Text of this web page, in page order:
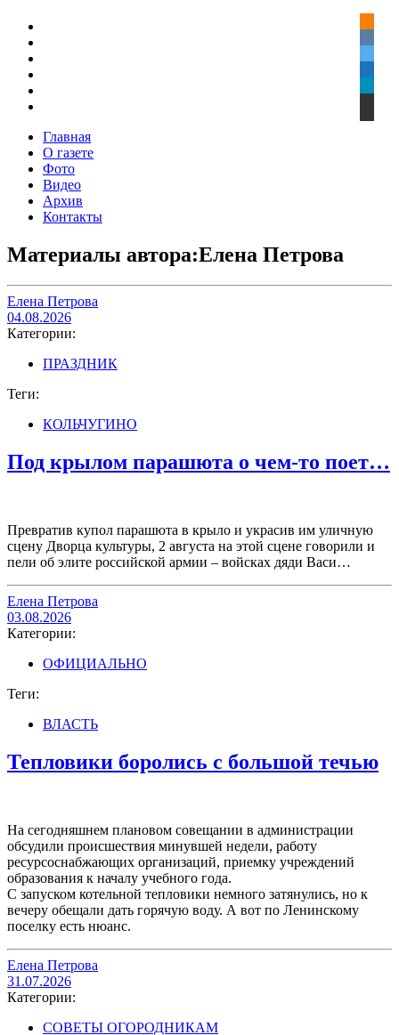
Главная
О газете
Фото
Видео
Архив
Контакты
Материалы автора:Елена Петрова
Елена Петрова
04.08.2026
Категории:
ПРАЗДНИК
Теги:
КОЛЬЧУГИНО
Под крылом парашюта о чем-то поет…
Превратив купол парашюта в крыло и украсив им уличную
сцену Дворца культуры, 2 августа на этой сцене говорили и
пели об элите российской армии – войсках дяди Васи…
Елена Петрова
03.08.2026
Категории:
ОФИЦИАЛЬНО
Теги:
ВЛАСТЬ
Тепловики боролись с большой течью
На сегодняшнем плановом совещании в администрации
обсудили происшествия минувшей недели, работу
ресурсоснабжающих организаций, приемку учреждений
образования к началу учебного года.
С запуском котельной тепловики немного затянулись, но к
вечеру обещали дать горячую воду. А вот по Ленинскому
поселку есть нюанс.
Елена Петрова
31.07.2026
Категории:
СОВЕТЫ ОГОРОДНИКАМ